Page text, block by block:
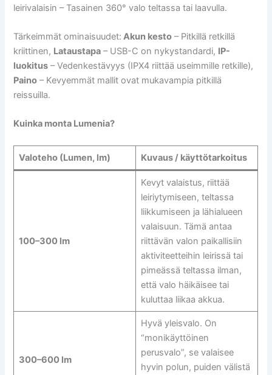
leirivalaisin – Tasainen 360° valo teltassa tai laavulla.
Tärkeimmät ominaisuudet: Akun kesto – Pitkillä retkillä
kriittinen, Lataustapa – USB-C on nykystandardi, IP-
luokitus – Vedenkestävyys (IPX4 riittää useimmille retkille),
Paino – Kevyemmät mallit ovat mukavampia pitkillä
reissuilla.
Kuinka monta Lumenia?
Valoteho (Lumen, lm) Kuvaus / käyttötarkoitus
100–300 lm
Kevyt valaistus, riittää
leiriytymiseen, teltassa
liikkumiseen ja lähialueen
valaisuun. Tämä antaa
riittävän valon paikallisiin
aktiviteetteihin leirissä tai
pimeässä teltassa ilman,
että valo häikäisee tai
kuluttaa liikaa akkua.
300–600 lm
Hyvä yleisvalo. On
“monikäyttöinen
perusvalo”, se valaisee
hyvin polun, puiden välistä